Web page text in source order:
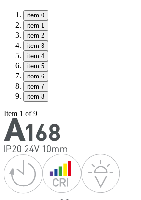
item 0
item 1
item 2
item 3
item 4
item 5
item 6
item 7
item 8
Item 1 of 9